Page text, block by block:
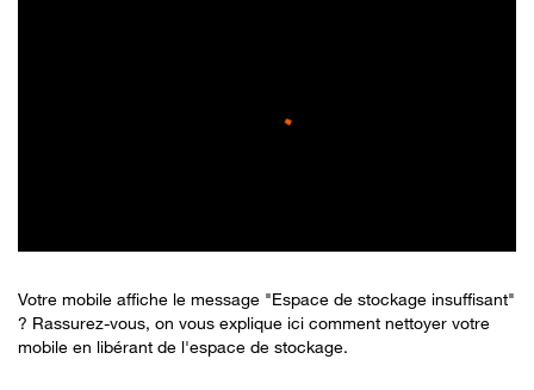
Votre mobile affiche le message "Espace de stockage insuffisant"
? Rassurez-vous, on vous explique ici comment nettoyer votre
mobile en libérant de l'espace de stockage.